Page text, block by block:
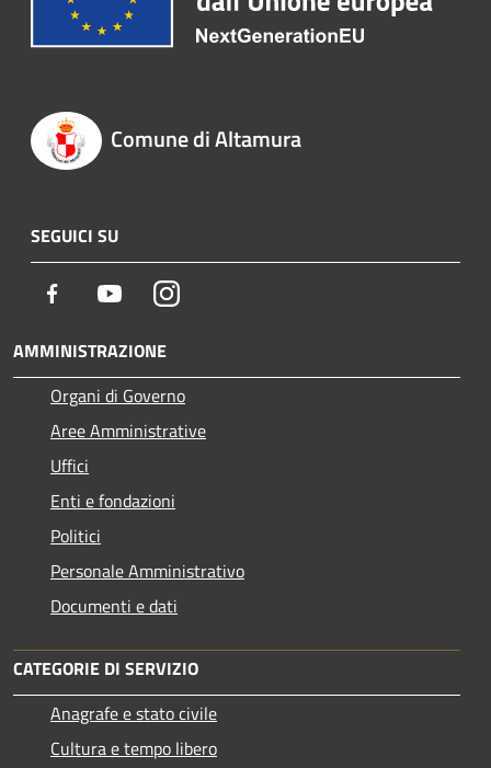
Comune di Altamura
SEGUICI SU
Facebook YoutubeInstagram
AMMINISTRAZIONE
Organi di Governo
Aree Amministrative
Uffici
Enti e fondazioni
Politici
Personale Amministrativo
Documenti e dati
CATEGORIE DI SERVIZIO
Anagrafe e stato civile
Cultura e tempo libero